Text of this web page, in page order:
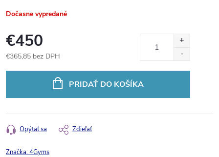
Dočasne vypredané
€450
€365,85 bez DPH
PRIDAŤ DO KOŠÍKA
Opýtať sa Zdieľať
Značka:4Gyms